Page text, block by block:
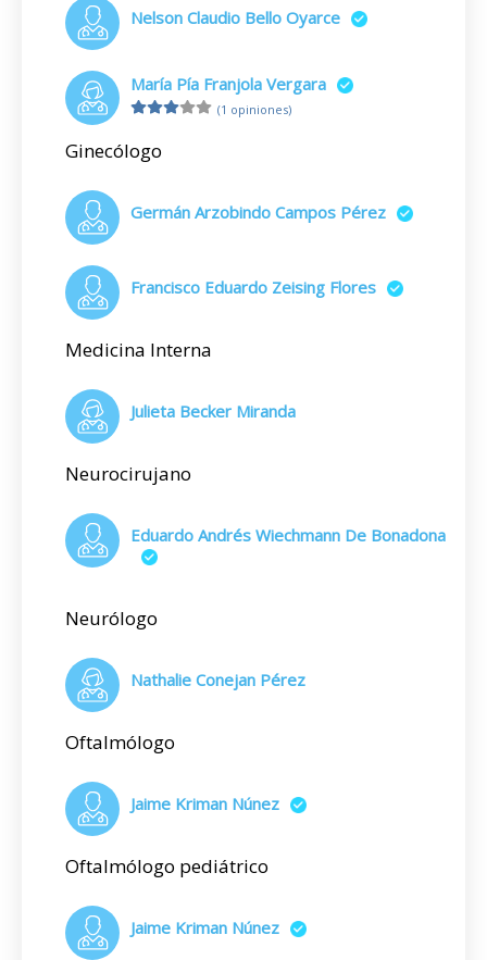
Nelson Claudio Bello Oyarce
María Pía Franjola Vergara
(1 opiniones)
Ginecólogo
Germán Arzobindo Campos Pérez
Francisco Eduardo Zeising Flores
Medicina Interna
Julieta Becker Miranda
Neurocirujano
Eduardo Andrés Wiechmann De Bonadona
Neurólogo
Nathalie Conejan Pérez
Oftalmólogo
Jaime Kriman Núnez
Oftalmólogo pediátrico
Jaime Kriman Núnez